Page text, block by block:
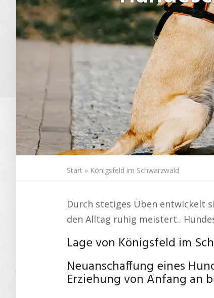
Start » Königsfeld im Schwarzwald
Durch stetiges Üben entwickelt
den Alltag ruhig meistert..
Lage von Königsfeld im
Neuanschaffung eines
Erziehung von Anfang an